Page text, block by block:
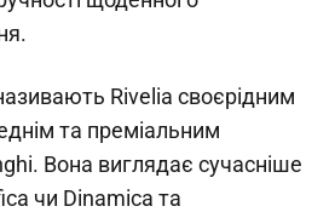
Rivelia своєрідним
та преміальним
Вона виглядає сучасніше
чи Dinamica та